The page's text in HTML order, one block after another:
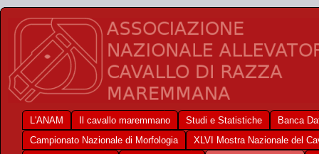
L'ANAM Il cavallo maremmano Studi e Statistiche
Banca
Campionato Nazionale di Morfologia
XLVI Mostra Nazionale del